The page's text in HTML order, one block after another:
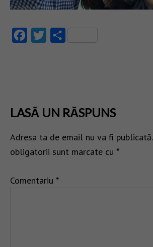
FacebookTwitter
LASĂ UN RĂSPUNS
Adresa ta de email nu va fi publicată.
obligatorii sunt marcate cu *
Comentariu *